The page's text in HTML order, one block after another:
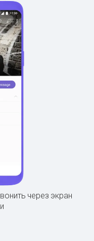
через экран